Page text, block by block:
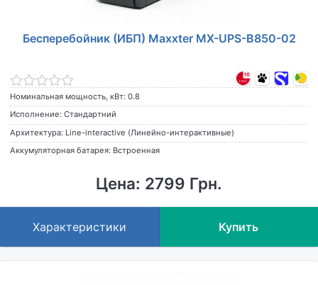
Бесперебойник (ИБП) Maxxter MX-UPS-B850-02
Номинальная мощность, кВт: 0.8
Исполнение: Стандартний
Архитектура: Line-interactive (Линейно-интерактивные)
Аккумуляторная батарея: Встроенная
Цена: 2799 Грн.
Характеристики Купить